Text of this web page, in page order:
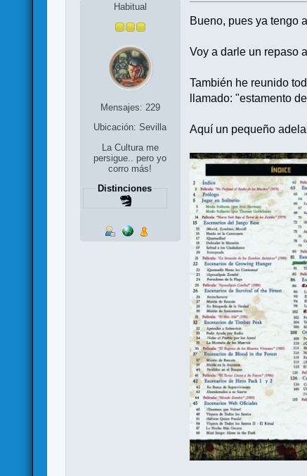
Habitual
Mensajes: 229
Ubicación: Sevilla
La Cultura me
persigue.. pero yo
corro más!
Distinciones
Bueno, pues ya tengo
Voy a darle un repaso
También he reunido
llamado: "estamento
Aquí un pequeño